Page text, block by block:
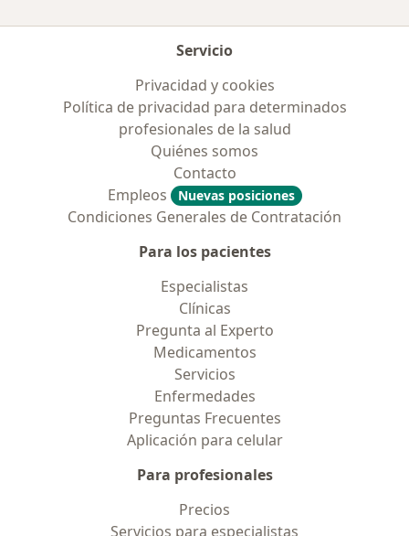
Servicio
Privacidad y cookies
Política de privacidad para determinados
profesionales de la salud
Quiénes somos
Contacto
Empleos
Nuevas posiciones
Condiciones Generales de Contratación
Para los pacientes
Especialistas
Clínicas
Pregunta al Experto
Medicamentos
Servicios
Enfermedades
Preguntas Frecuentes
Aplicación para celular
Para profesionales
Precios
Servicios para especialistas